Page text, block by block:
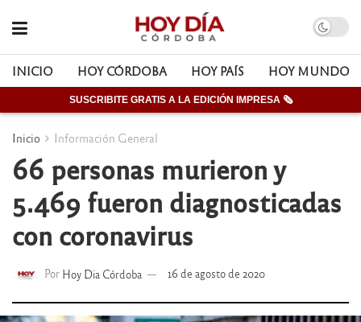
INICIO HOY CÓRDOBA HOY PAÍS HOY MUNDO
SUSCRIBITE GRATIS A LA EDICIÓN IMPRESA 🗞
Inicio Información General
66 personas murieron y
5.469 fueron diagnosticadas
con coronavirus
Por Hoy Dia Córdoba 16 de agosto de 2020